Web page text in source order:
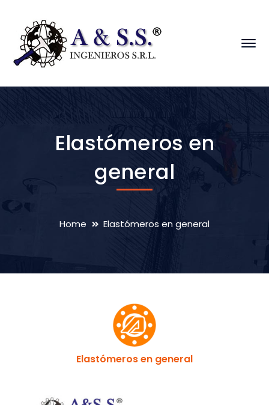
Elastómeros en
general
Home Elastómeros en general
Elastómeros en general